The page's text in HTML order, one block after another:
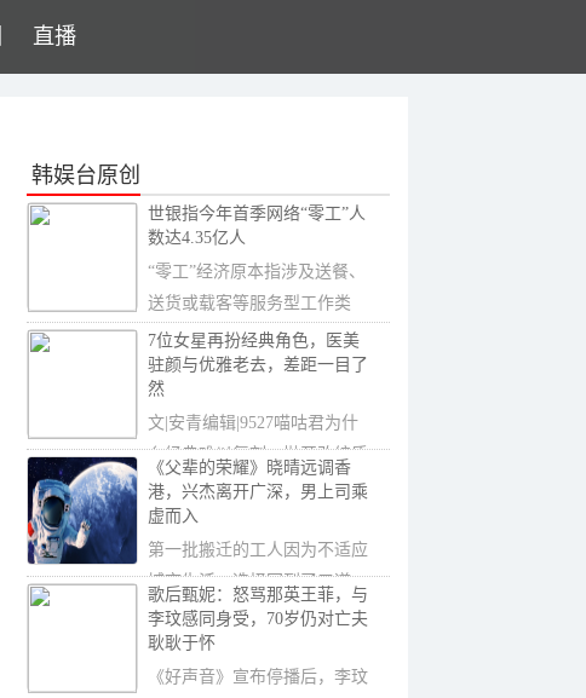
直播
韩娱台原创
世银指今年首季网络“零工”人
数达4.35亿人
“零工”经济原本指涉及送餐、
送货或载客等服务型工作类
别，新冠疫...
7位女星再扮经典角色，医美
驻颜与优雅老去，差距一目了
然
文|安青编辑|9527喵咕君为什
么经典难以复刻，抛开改编质
量，幕后团队的
《父辈的荣耀》晓晴远调香
港，兴杰离开广深，男上司乘
虚而入
第一批搬迁的工人因为不适应
城市生活，选择回到了三道
沟。这次搬迁工作
歌后甄妮：怒骂那英王菲，与
李玟感同身受，70岁仍对亡夫
耿耿于怀
《好声音》宣布停播后，李玟